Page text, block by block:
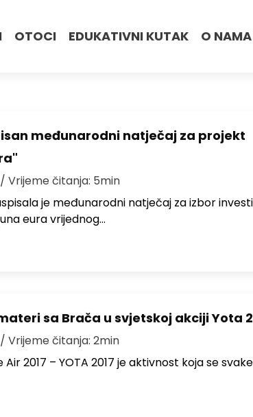
OTOCI EDUKATIVNI KUTAK O NAMA
međunarodni natječaj za projekt
/ Vrijeme čitanja: 5min
je međunarodni natječaj za izbor
eura vrijednog…
sa Brača u svjetskoj akciji Yota
/ Vrijeme čitanja: 2min
2017 – YOTA 2017 je aktivnost koja se